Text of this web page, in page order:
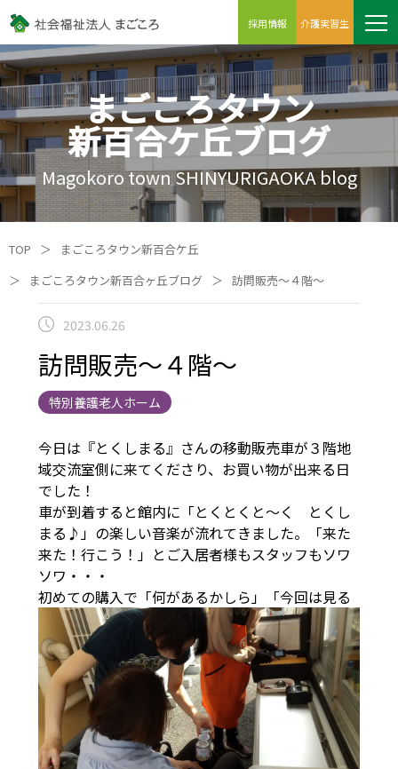
採用情報 介護実習生
まごころタウン
新百合ケ丘ブログ
Magokoro town SHINYURIGAOKA blog
TOP ＞
まごころタウン新百合ケ丘
＞
まごころタウン新百合ヶ丘ブログ ＞ 訪問販売～４階～
2023.06.26
訪問販売～４階～
特別養護老人ホーム
今日は『とくしまる』さんの移動販売車が３階地
域交流室側に来てくださり、お買い物が出来る日
でした！
車が到着すると館内に「とくとくと～く とくし
まる♪」の楽しい音楽が流れてきました。「来た
来た！行こう！」とご入居者様もスタッフもソワ
ソワ・・・
初めての購入で「何があるかしら」「今回は見る